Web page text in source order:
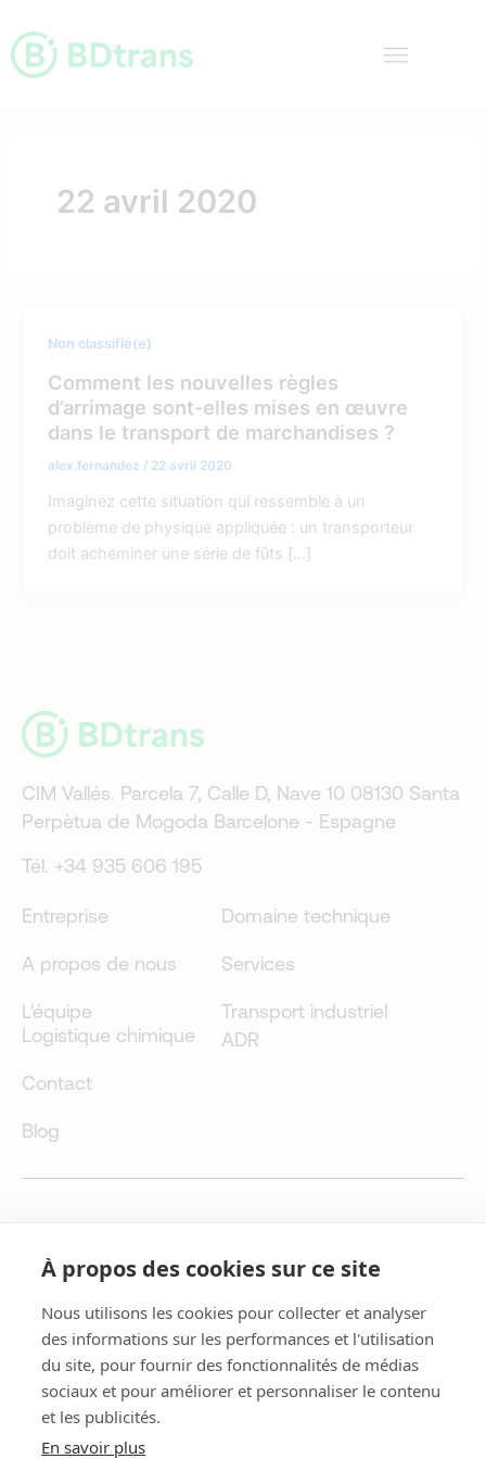
À propos des cookies sur ce site
Nous utilisons les cookies pour collecter et analyser
des informations sur les performances et l'utilisation
du site, pour fournir des fonctionnalités de médias
sociaux et pour améliorer et personnaliser le contenu
et les publicités.
En savoir plus
au
contenu
22 avril 2020
Non classifié(e)
Comment les nouvelles règles
d’arrimage sont-elles mises en œuvre
dans le transport de marchandises ?
alex.fernandez / 22 avril 2020
Imaginez cette situation qui ressemble à un
problème de physique appliquée : un transporteur
doit acheminer une série de fûts […]
CIM Vallés. Parcela 7, Calle D, Nave 10 08130 Santa
Perpètua de Mogoda Barcelone - Espagne
Tél. +34 935 606 195
Entreprise
A propos de nous
L'équipe
Domaine technique
Services
Transport industriel
ADR
Logistique chimique
Contact
Blog
En un mercado cada vez más globalizado, la calidad es un factor
extender la cultura de calidad entre todos sus stakeholders.Puedes
consultar nuestras certificaciones de Calidad en el Área Técnica, que
es sólo el resultado de una política de mejora continua en todos
nuestros procesos.